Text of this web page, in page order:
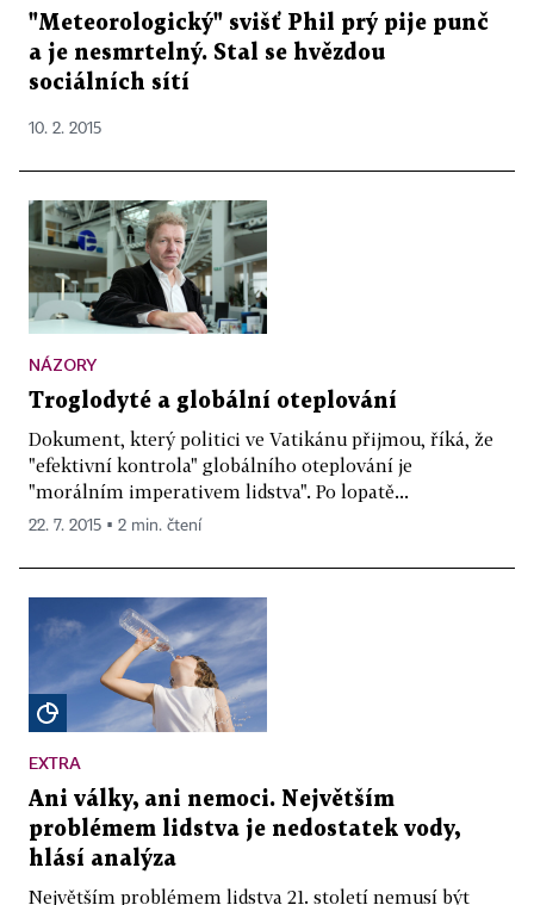
"Meteorologický" svišť Phil prý pije punč
a je nesmrtelný. Stal se hvězdou
sociálních sítí
10. 2. 2015
NÁZORY
Troglodyté a globální oteplování
Dokument, který politici ve Vatikánu přijmou, říká, že
"efektivní kontrola" globálního oteplování je
"morálním imperativem lidstva". Po lopatě...
22. 7. 2015 ▪ 2 min. čtení
EXTRA
Ani války, ani nemoci. Největším
problémem lidstva je nedostatek vody,
hlásí analýza
Největším problémem lidstva 21. století nemusí být